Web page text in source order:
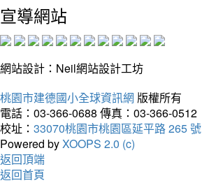
宣導網站
網站設計：Neil網站設計工坊
桃園市建德國小全球資訊網 版權所有
電話：03-366-0688 傳真：03-366-0512
校址： 33070桃園市桃園區延平路 265 號
Powered byXOOPS 2.0 (c)
返回頂端
返回首頁